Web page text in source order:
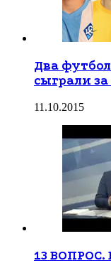
Два
сыграли
11.10.2015
13 ВОПРОС.